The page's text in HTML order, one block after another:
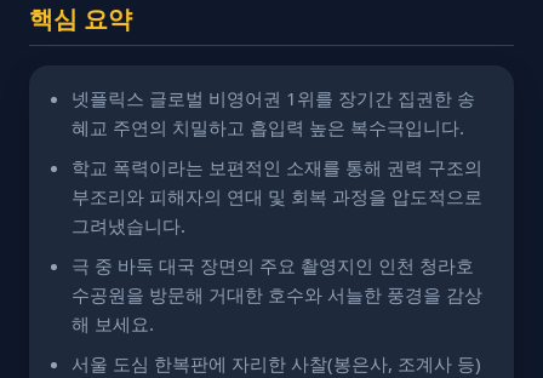
핵심 요약
넷플릭스 글로벌 비영어권 1위를 장기간 집권한 송
혜교 주연의 치밀하고 흡입력 높은 복수극입니다.
학교 폭력이라는 보편적인 소재를 통해 권력 구조의
부조리와 피해자의 연대 및 회복 과정을 압도적으로
그려냈습니다.
극 중 바둑 대국 장면의 주요 촬영지인 인천 청라호
수공원을 방문해 거대한 호수와 서늘한 풍경을 감상
해 보세요.
서울 도심 한복판에 자리한 사찰(봉은사, 조계사 등)